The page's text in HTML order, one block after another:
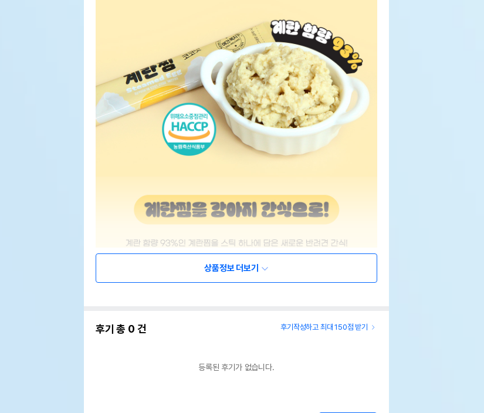
상품정보 더보기
후기 총 0 건 후기작성하고 최대 150점 받기
등록된 후기가 없습니다.